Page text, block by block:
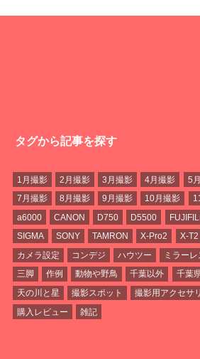
タグから記事を探す
1月撮影 2月撮影 3月撮影 4月撮影 5
7月撮影
8月撮影 9月撮影 10月撮影
a6000
CANON D750 D5500
SIGMA
SONY TAMRON X-Pro2 X-T2
カメラ設定
コンデジ ハウツー ミラーレ
三脚
作例 動物や野鳥 千葉以外 千葉
天の川と星
撮影スポット 撮影用アクセサ
購入レビュー
雑記